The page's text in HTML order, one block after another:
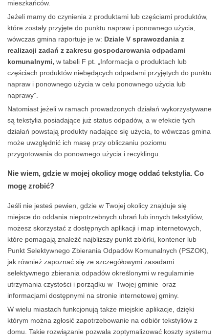
mieszkańców.
Jeżeli mamy do czynienia z produktami lub częściami produktów,
które zostały przyjęte do punktu napraw i ponownego użycia,
wówczas gmina raportuje je w: Dziale V sprawozdania z
realizacji zadań z zakresu gospodarowania odpadami
komunalnymi, w tabeli F pt. „Informacja o produktach lub
częściach produktów niebędących odpadami przyjętych do punktu
napraw i ponownego użycia w celu ponownego użycia lub
naprawy”.
Natomiast jeżeli w ramach prowadzonych działań wykorzystywane
są tekstylia posiadające już status odpadów, a w efekcie tych
działań powstają produkty nadające się użycia, to wówczas gmina
może uwzględnić ich masę przy obliczaniu poziomu
przygotowania do ponownego użycia i recyklingu.
Nie wiem, gdzie w mojej okolicy mogę oddać tekstylia. Co
mogę zrobić?
Jeśli nie jesteś pewien, gdzie w Twojej okolicy znajduje się
miejsce do oddania niepotrzebnych ubrań lub innych tekstyliów,
możesz skorzystać z dostępnych aplikacji i map internetowych,
które pomagają znaleźć najbliższy punkt zbiórki, kontener lub
Punkt Selektywnego Zbierania Odpadów Komunalnych (PSZOK),
jak również zapoznać się ze szczegółowymi zasadami
selektywnego zbierania odpadów określonymi w regulaminie
utrzymania czystości i porządku w Twojej gminie oraz
informacjami dostępnymi na stronie internetowej gminy.
W wielu miastach funkcjonują także miejskie aplikacje, dzięki
którym można zgłosić zapotrzebowanie na odbiór tekstyliów z
domu. Takie rozwiązanie pozwala zoptymalizować koszty systemu